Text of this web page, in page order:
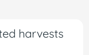
harvests